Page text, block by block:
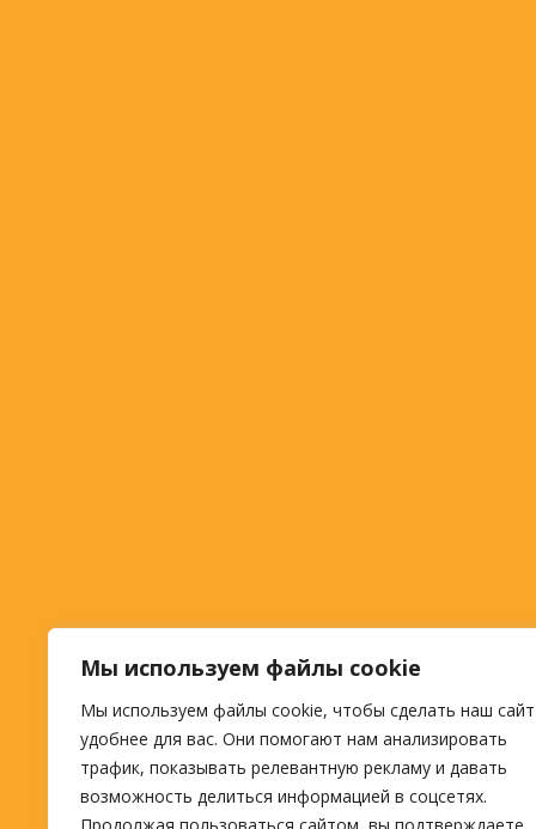
Мы используем файлы cookie
Мы используем файлы cookie, чтобы сделать наш сайт
удобнее для вас. Они помогают нам анализировать
трафик, показывать релевантную рекламу и давать
возможность делиться информацией в соцсетях.